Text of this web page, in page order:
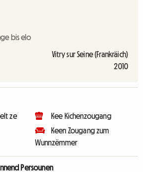
bis elo
Vitry sur Seine (Frankräich)
2010
ze
Kee Kichenzougang
Keen Zougang zum
Wunnzëmmer
Persounen